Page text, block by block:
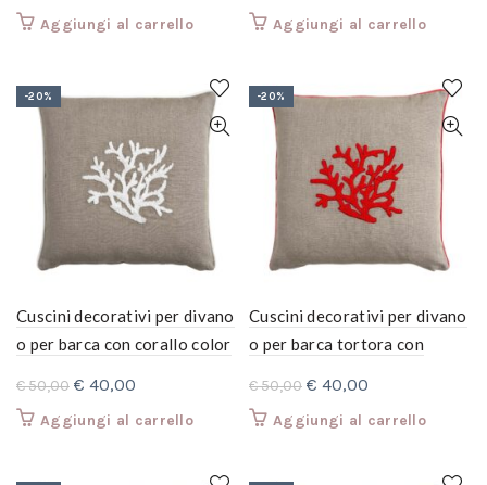
prezzo
€ 50,00.
prezzo
€ 40,00.
Aggiungi al carrello
prezzo
€ 50,00.
prezzo
€ 40,00.
Aggiungi al carrello
-20%
Cuscini decorativi per divano
o per barca con corallo color
€50,00 Il
prezzo
€ 40,00
prezzo
Aggiungi al carrello
-20%
Cuscini decorativi per divano
o per barca tortora con
€50,00 Il
prezzo
€ 40,00
prezzo
Aggiungi al carrello